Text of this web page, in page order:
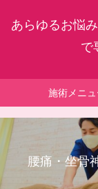
あらゆるお悩
で
施術メニュ
腰痛・坐骨